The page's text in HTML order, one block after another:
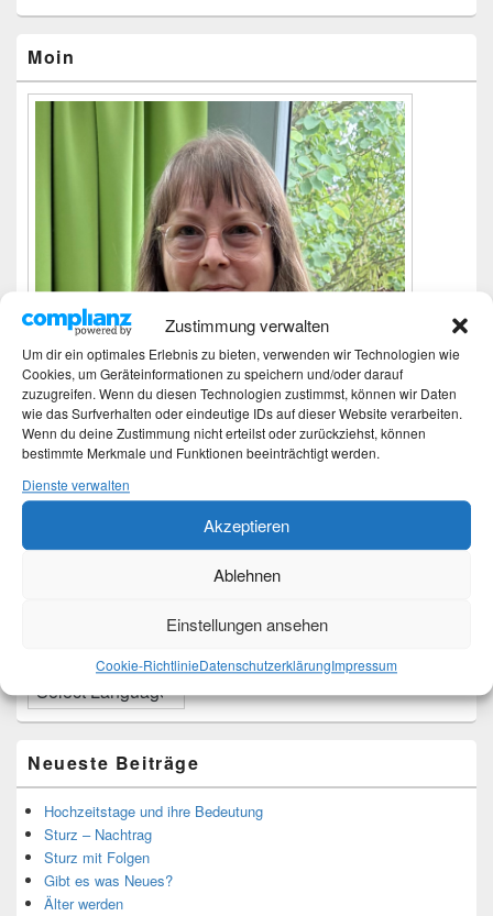
Zustimmung verwalten
Um dir ein optimales Erlebnis zu bieten, verwenden wir Technologien wie
Cookies, um Geräteinformationen zu speichern und/oder darauf
zuzugreifen. Wenn du diesen Technologien zustimmst, können wir Daten
wie das Surfverhalten oder eindeutige IDs auf dieser Website verarbeiten.
Wenn du deine Zustimmung nicht erteilst oder zurückziehst, können
bestimmte Merkmale und Funktionen beeinträchtigt werden.
Dienste verwalten
Akzeptieren
Ablehnen
Einstellungen ansehen
Cookie-RichtlinieDatenschutzerklärungImpressum
Seitenleisten-
Widgetbereich
Moin
Ich bin Martina und Autorin dieses Blogs.
Mehr Infos unter About me.
Neueste Beiträge
Hochzeitstage und ihre Bedeutung
Sturz – Nachtrag
Sturz mit Folgen
Gibt es was Neues?
Älter werden